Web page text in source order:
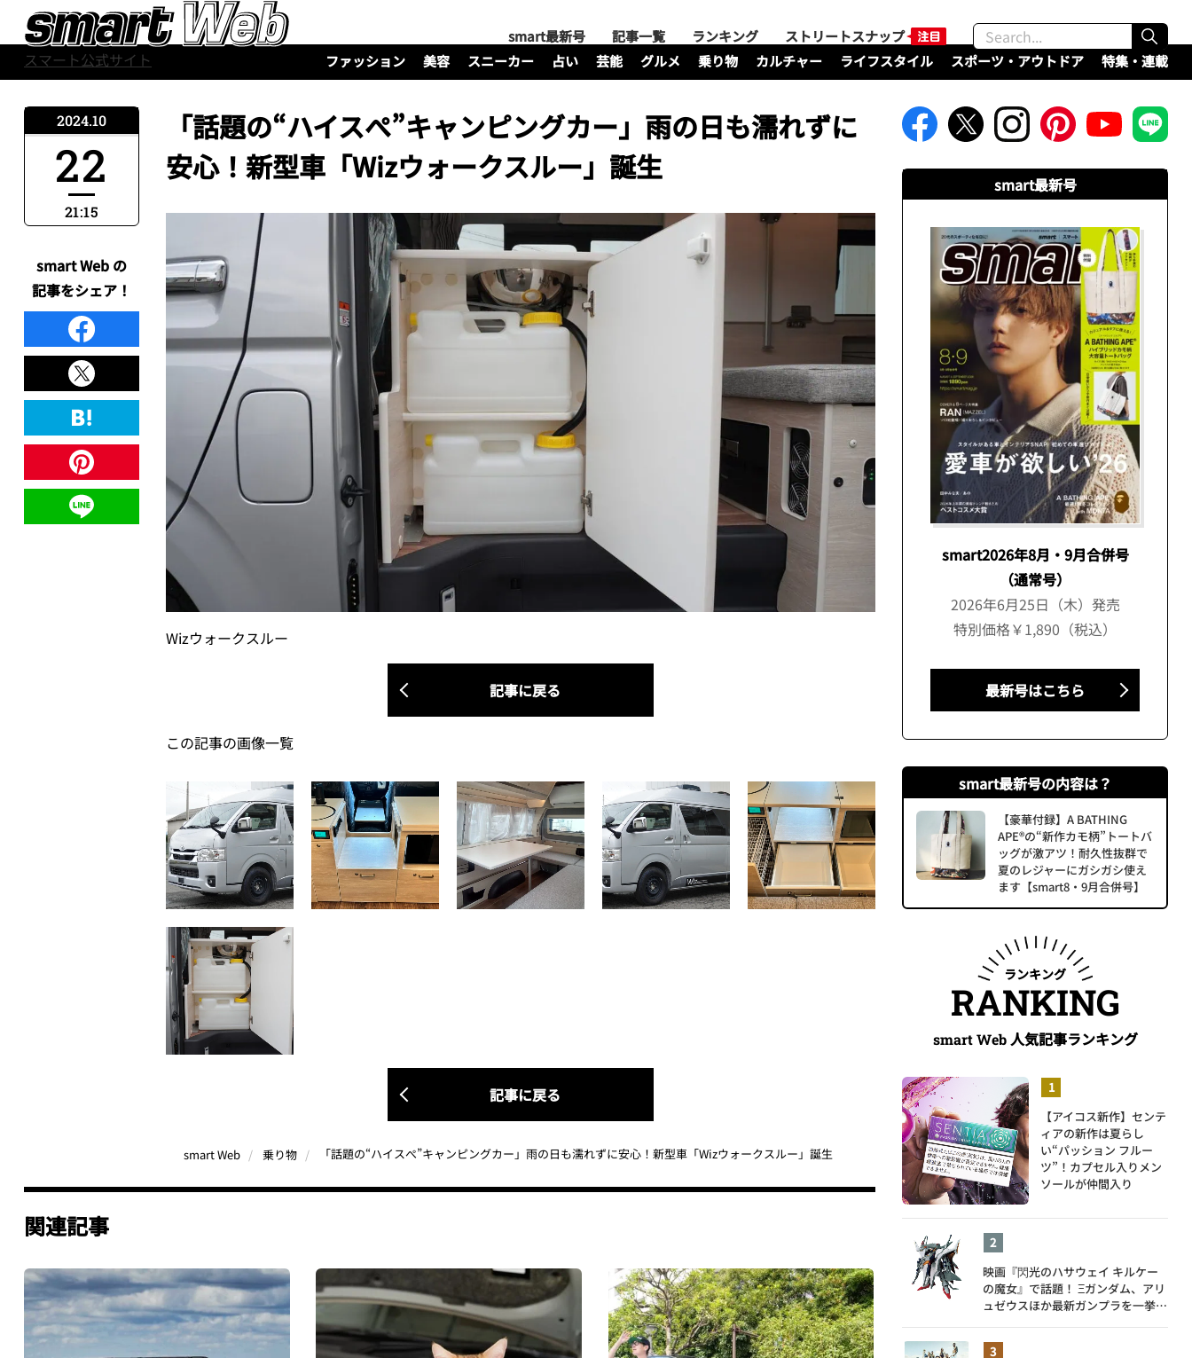
スマート公式サイト
smart最新号 記事一覧 ランキング
ストリートスナップ
ファッション
美容 スニーカー 占い 芸能 グルメ 乗り物 カルチャー ライフスタイル スポーツ・アウトドア 特集・連載
「話題の“ハイスぺ”キャンピングカー」雨の日も濡れずに
安心！新型車「Wizウォークスルー」誕生
Wizウォークスルー
記事に戻る
この記事の画像一覧
記事に戻る
smart Web 乗り物 「話題の“ハイスぺ”キャンピングカー」雨の日も濡れずに安心！新型車「Wizウォークスルー」誕生
2024.10
22
21:15
smart Web の
記事をシェア！
関連記事
smart最新号
smart2026年8月・9月合併号
（通常号）
2026年6月25日（木）発売
特別価格￥1,890（税込）
最新号はこちら
smart最新号の内容は？
【豪華付録】A BATHING
APE®の“新作カモ柄”トートバ
ッグが激アツ！耐久性抜群で
夏のレジャーにガシガシ使え
ます【smart8・9月合併号】
ランキング
RANKING
smart Web人気記事ランキング
【アイコス新作】センテ
ィアの新作は夏らし
い“パッション フルー
ツ”！カプセル入りメン
ソールが仲間入り
映画『閃光のハサウェイ キルケー
の魔女』で話題！ Ξガンダム、アリ
ュゼウスほか最新ガンプラを一挙紹